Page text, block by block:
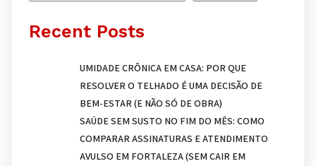
Recent Posts
UMIDADE CRÔNICA EM CASA: POR QUE
RESOLVER O TELHADO É UMA DECISÃO DE
BEM-ESTAR (E NÃO SÓ DE OBRA)
SAÚDE SEM SUSTO NO FIM DO MÊS: COMO
COMPARAR ASSINATURAS E ATENDIMENTO
AVULSO EM FORTALEZA (SEM CAIR EM